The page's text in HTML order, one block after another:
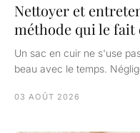
Nettoyer et
méthode qui le
Un sac en cuir ne s'use
beau avec le temps.
03 AOÛT 2026